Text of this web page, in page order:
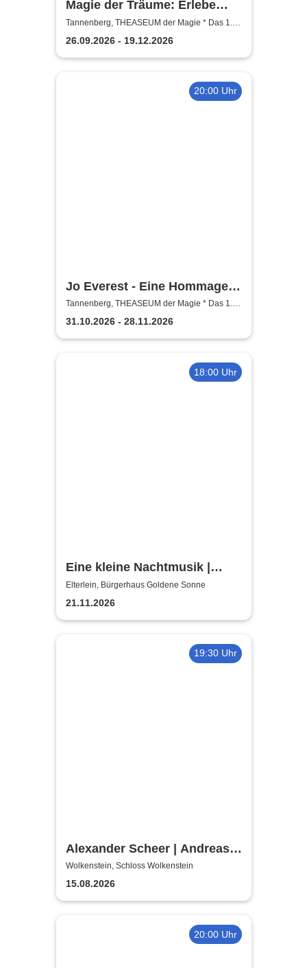
Magie der Träume: Erlebe
Magisches - Die neue
rätselhafte Show voller
Träume & Magie
Tannenberg, THEASEUM der Magie * Das 1.
Zaubertheater im Erzgebirge
26.09.2026 - 19.12.2026
20:00 Uhr
Jo Everest - Eine Hommage
an Houdini
Tannenberg, THEASEUM der Magie * Das 1.
Zaubertheater im Erzgebirge
31.10.2026 - 28.11.2026
18:00 Uhr
Eine kleine Nachtmusik |
Vogtland Philharmonie Greiz-
Reichenbach e.V.
Elterlein, Bürgerhaus Goldene Sonne
21.11.2026
19:30 Uhr
Alexander Scheer | Andreas
Dresen & Band spielen (nicht
nur) Gundermann
Wolkenstein, Schloss Wolkenstein
15.08.2026
20:00 Uhr